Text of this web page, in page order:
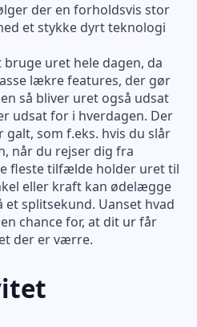
der en forholdsvis stor
et stykke dyrt teknologi
uret hele dagen, da
lækre features, der gør
så bliver uret også udsat
udsat for i hverdagen. Der
som f.eks. hvis du slår
når du rejser dig fra
fleste tilfælde holder uret til
eller kraft kan ødelægge
splitsekund. Uanset hvad
chance for, at dit ur får
der er værre.